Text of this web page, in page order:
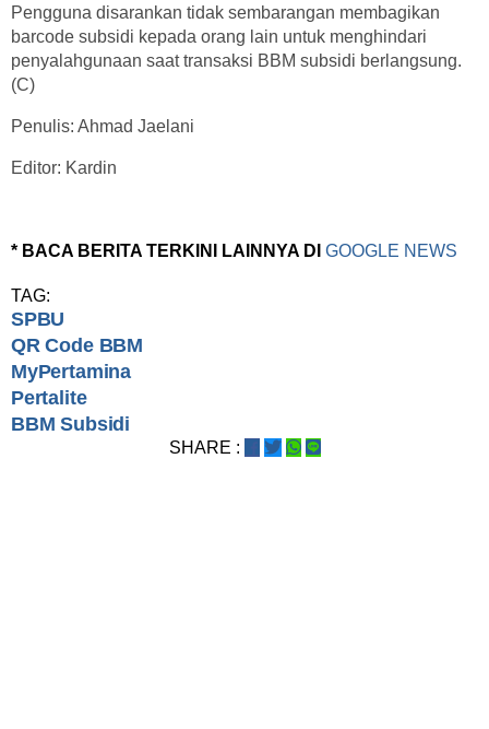
Pengguna disarankan tidak sembarangan membagikan
barcode subsidi kepada orang lain untuk menghindari
penyalahgunaan saat transaksi BBM subsidi berlangsung.
(C)
Penulis: Ahmad Jaelani
Editor: Kardin
* BACA BERITA TERKINI LAINNYA DI GOOGLE NEWS
TAG:
SPBU
QR Code BBM
MyPertamina
Pertalite
BBM Subsidi
SHARE :